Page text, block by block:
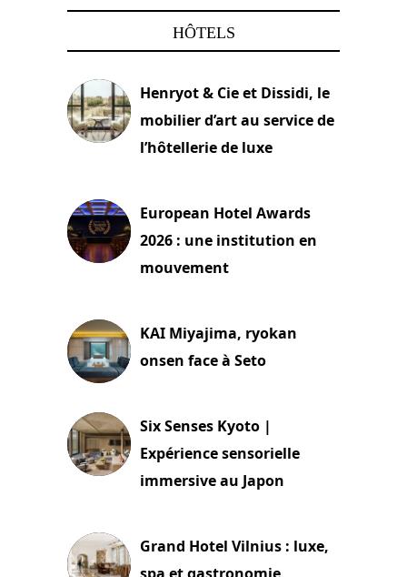
HÔTELS
Henryot & Cie et Dissidi, le
mobilier d’art au service de
l’hôtellerie de luxe
European Hotel Awards
2026 : une institution en
mouvement
KAI Miyajima, ryokan
onsen face à Seto
Six Senses Kyoto |
Expérience sensorielle
immersive au Japon
Grand Hotel Vilnius : luxe,